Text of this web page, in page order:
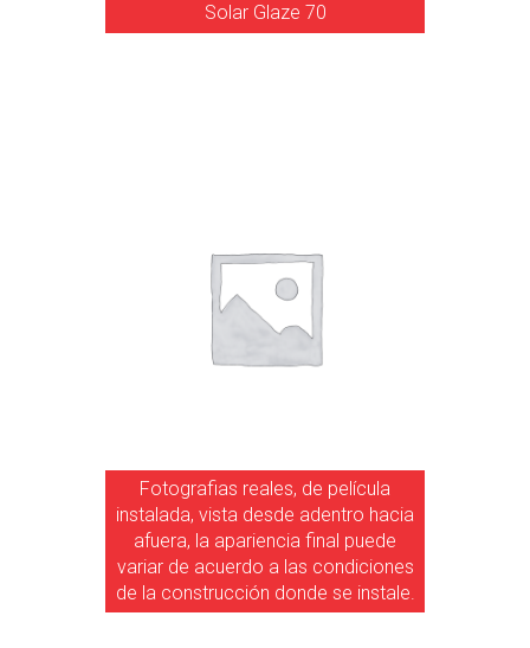
Solar Glaze 70
Fotografias reales, de película
instalada, vista desde adentro hacia
afuera, la apariencia final puede
variar de acuerdo a las condiciones
de la construcción donde se instale.